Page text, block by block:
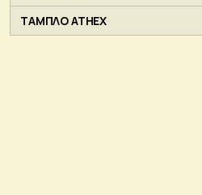
ΤΑΜΠΛΟ ATHEX